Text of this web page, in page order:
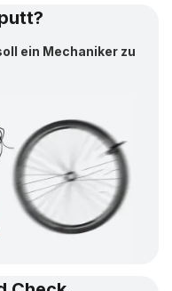
ein Mechaniker zu